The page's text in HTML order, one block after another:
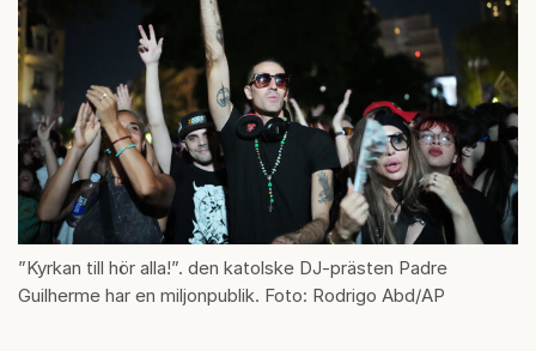
”Kyrkan till hör alla!”. den katolske DJ-prästen Padre
Guilherme har en miljonpublik. Foto: Rodrigo Abd/AP